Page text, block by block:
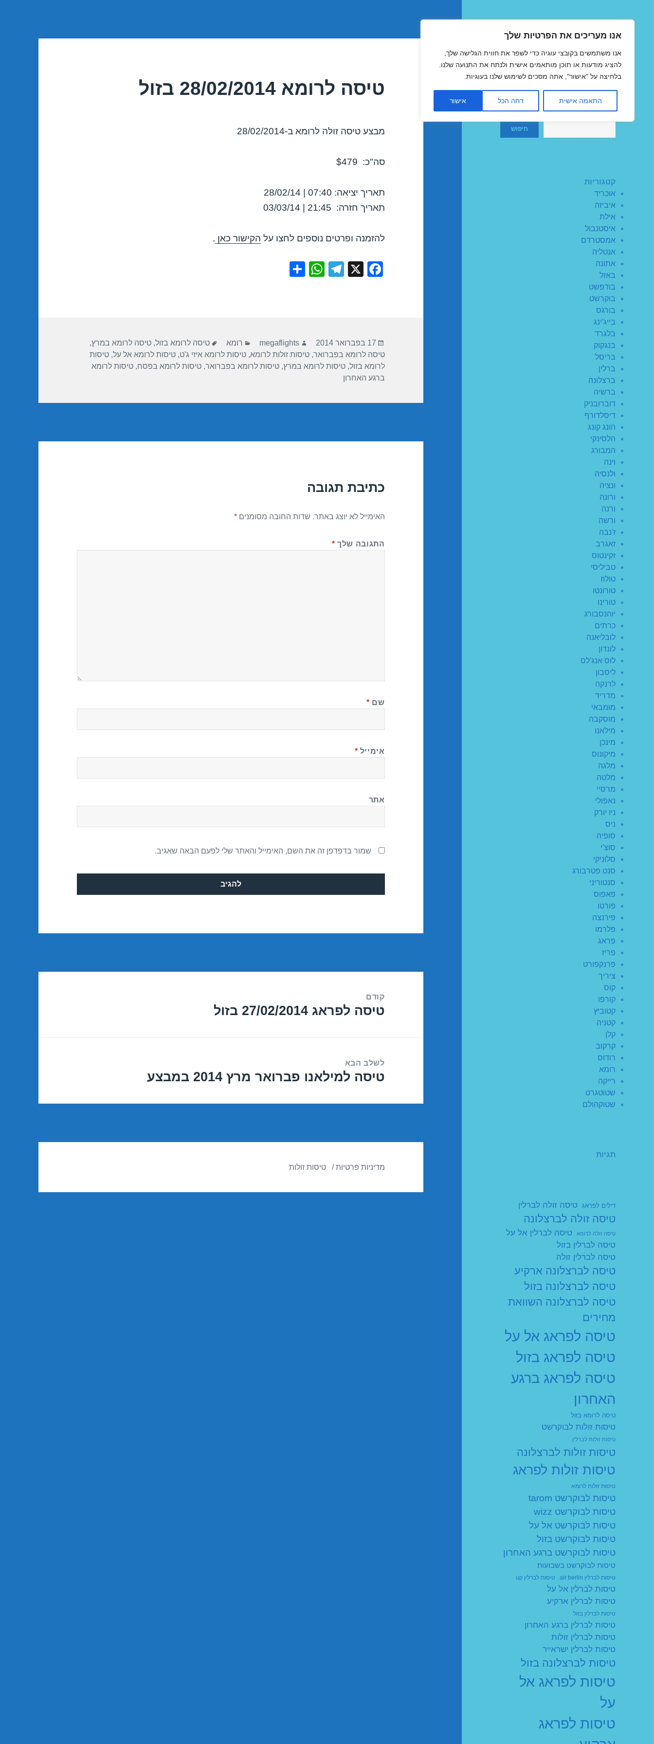
אנו מעריכים את הפרטיות שלך
אנו משתמשים בקובצי עוגיה כדי לשפר את חווית הגלישה שלך,
להציג מודעות או תוכן מותאמים אישית ולנתח את התנועה שלנו.
בלחיצה על "אישור", אתה מסכים לשימוש שלנו בעוגיות.
התאמה אישית דחה הכל אישור
MegaFlights טיסות מוזלות
חיפוש
חיפוש
קטגוריות
אוכריד
איביזה
אילת
איסטנבול
אמסטרדם
אנטליה
אתונה
באזל
בודפשט
בוקרשט
בורגס
בייג'ינג
בלגרד
בנגקוק
בריסל
ברלין
ברצלונה
ברשיה
דוברובניק
דיסלדורף
הונג קונג
הלסינקי
המבורג
וינה
ולנסיה
ונציה
ורונה
ורנה
ורשה
ז'נבה
זאגרב
זקינטוס
טביליסי
טולוז
טורונטו
טורינו
יוהנסבורג
כרתים
לובליאנה
לונדון
לוס אנג'לס
ליסבון
לרנקה
מדריד
מומבאי
מוסקבה
מילאנו
מינכן
מיקונוס
מלגה
מלטה
מרסיי
נאפולי
ניו יורק
ניס
סופיה
סוצ'י
סלוניקי
סנט פטרבורג
סנטוריני
פאפוס
פורטו
פירנצה
פלרמו
פראג
פריז
פרנקפורט
ציריך
קוס
קורפו
קטוביץ
קטניה
קלן
קרקוב
רודוס
רומא
רייקה
שטוטגרט
שטוקהולם
תגיות
דילים לפראג טיסה זולה לברלין
טיסה זולה לברצלונה
טיסה זולה לרומא
טיסה לברלין אל על
טיסה לברלין בזול
טיסה לברלין זולה
טיסה לברצלונה ארקיע
טיסה לברצלונה בזול
טיסה לברצלונה השוואת
מחירים
טיסה לפראג אל על
טיסה לפראג בזול
טיסה לפראג ברגע
האחרון
טיסה לרומא בזול
טיסות זולות לבוקרשט
טיסות זולות לברלין
טיסות זולות לברצלונה
טיסות זולות לפראג
טיסות זולות לרומא
טיסות לבוקרשט tarom
טיסות לבוקרשט wizz
טיסות לבוקרשט אל על
טיסות לבוקרשט בזול
טיסות לבוקרשט ברגע האחרון
טיסות לבוקרשט בשבועות
טיסות לברלין air berlin טיסות לברלין up
טיסות לברלין אל על
טיסות לברלין ארקיע
טיסות לברלין בזול
טיסות לברלין ברגע האחרון
טיסות לברלין זולות
טיסות לברלין ישראייר
טיסות לברצלונה בזול
טיסות לפראג אל
על
טיסות לפראג
טיסה לרומא 28/02/2014 בזול
מבצע טיסה זולה לרומא ב-28/02/2014
סה"כ: $479
תאריך יציאה: 07:40 | 28/02/14
תאריך חזרה: 21:45 | 03/03/14
להזמנה ופרטים נוספים לחצו על הקישור כאן .
F
o
o
k
X
T
m
W
p
p
פורסם
בתאריך
17 בפברואר 2014 מחבר
megaflights קטגוריות
רומא תגיות
טיסה לרומא בזול,טיסה לרומא במרץ,
טיסה לרומא בפברואר,טיסות זולות לרומא,טיסות לרומא איזי ג'ט,טיסות לרומא אל על,טיסות
לרומא בזול,טיסות לרומא במרץ,טיסות לרומא בפברואר,טיסות לרומא בפסח,טיסות לרומא
ברגע האחרון
כתיבת תגובה
האימייל לא יוצג באתר. שדות החובה מסומנים*
התגובה שלך *
שם *
אימייל *
אתר
שמור בדפדפן זה את השם, האימייל והאתר שלי לפעם הבאה שאגיב.
קודם
הפוסט
טיסה לפראג 27/02/2014 בזול
לשלב הבא
הפוסט
טיסה למילאנו פברואר מרץ 2014 במבצע
מדיניות פרטיות טיסות זולות